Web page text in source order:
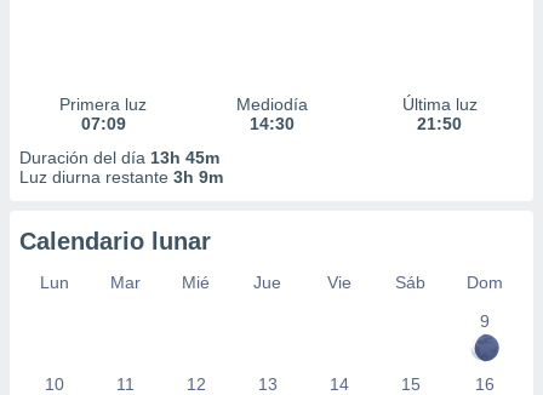
Primera luz
07:09
Mediodía
14:30
Última luz
21:50
Duración del día 13h 45m
Luz diurna restante 3h 9m
Calendario lunar
Lun Mar Mié Jue Vie Sáb
Dom
9
10 11 12 13 14 15 16